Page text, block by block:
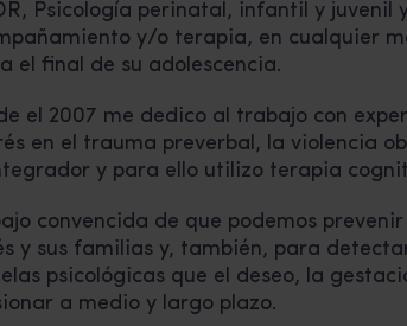
Psicología perinatal, infantil y juvenil
y/o terapia, en cualquier
el final de su adolescencia.
el 2007 me dedico al trabajo con
en el trauma preverbal, la violencia
y para ello utilizo terapia
convencida de que podemos
y sus familias y, también, para
psicológicas que el deseo, la
a medio y largo plazo.